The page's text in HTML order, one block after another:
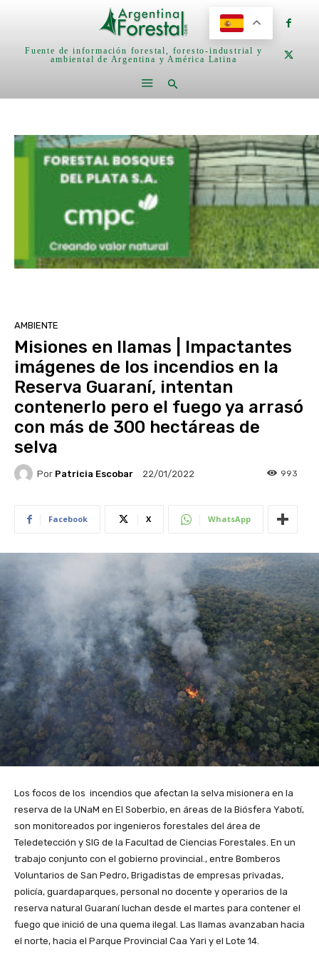
Fuente de información forestal, foresto-industrial y
ambiental de Argentina y América Latina
AMBIENTE
Misiones en llamas | Impactantes
imágenes de los incendios en la
Reserva Guaraní, intentan
contenerlo pero el fuego ya arrasó
con más de 300 hectáreas de
selva
Por Patricia Escobar 22/01/2022 993
Facebook X WhatsApp
Los focos de los incendios que afectan la selva misionera en la
reserva de la UNaM en El Soberbio, en áreas de la Biósfera Yabotí,
son monitoreados por ingenieros forestales del área de
Teledetección y SIG de la Facultad de Ciencias Forestales. En un
trabajo conjunto con el gobierno provincial., entre Bomberos
Voluntarios de San Pedro, Brigadistas de empresas privadas,
policía, guardaparques, personal no docente y operarios de la
reserva natural Guaraní luchan desde el martes para contener el
fuego que inició de una quema ilegal. Las llamas avanzaban hacia
el norte, hacia el Parque Provincial Caa Yari y el Lote 14.